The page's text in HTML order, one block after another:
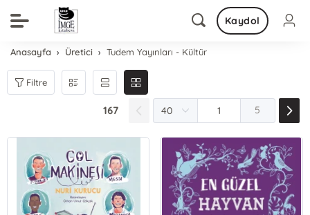
Kaydol
Anasayfa Üretici Tudem Yayınları - Kültür
Filtre
167 5